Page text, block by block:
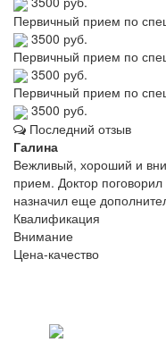
Первичный прием по
3500 руб.
Первичный прием по
3500 руб.
Первичный прием по
3500 руб.
Последний отзыв
Галина
Вежливый, хороший и
прием. Доктор
назначил еще
Квалификация
Внимание
Цена-качество